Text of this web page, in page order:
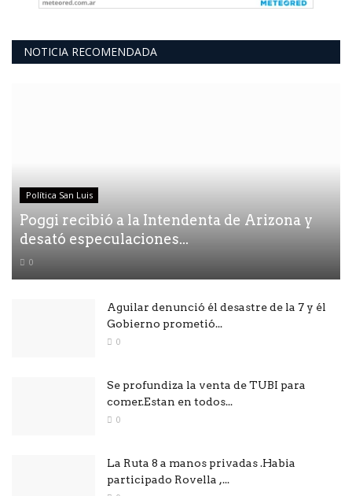
NOTICIA RECOMENDADA
Política San Luis
Poggi recibió a la Intendenta de Arizona y
desató especulaciones...
0
Aguilar denunció él desastre de la 7 y él
Gobierno prometió...
0
Se profundiza la venta de TUBI para
comer.Estan en todos...
0
La Ruta 8 a manos privadas .Habia
participado Rovella ,...